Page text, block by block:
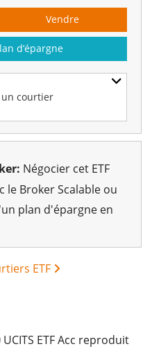
un courtier
Vendre
d’épargne
Négocier cet ETF
le Broker Scalable ou
plan d'épargne en
ETF
ETF Acc reproduit